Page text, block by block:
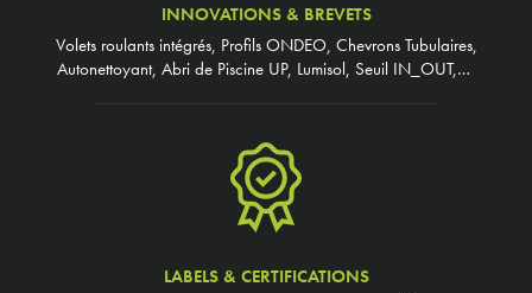
INNOVATIONS & BREVETS
Volets roulants intégrés, Profils ONDEO, Chevrons Tubulaires,
Autonettoyant, Abri de Piscine UP, Lumisol, Seuil IN_OUT,…
LABELS & CERTIFICATIONS